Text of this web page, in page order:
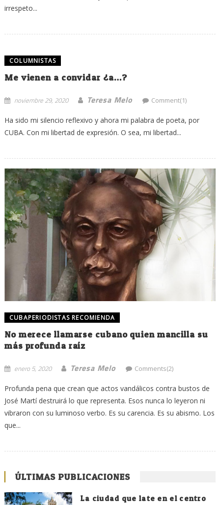
irrespeto...
COLUMNISTAS
Me vienen a convidar ¿a…?
noviembre 29, 2020 Teresa Melo Comment(1)
Ha sido mi silencio reflexivo y ahora mi palabra de poeta, por
CUBA. Con mi libertad de expresión. O sea, mi libertad...
CUBAPERIODISTAS RECOMIENDA
No merece llamarse cubano quien mancilla su
más profunda raíz
enero 5, 2020 Teresa Melo Comments(2)
Profunda pena que crean que actos vandálicos contra bustos de
José Martí destruirá lo que representa. Esos nunca lo leyeron ni
vibraron con su luminoso verbo. Es su carencia. Es su abismo. Los
que...
ÚLTIMAS PUBLICACIONES
La ciudad que late en el centro